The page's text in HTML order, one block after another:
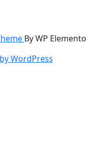
By WP Elemento
WordPress